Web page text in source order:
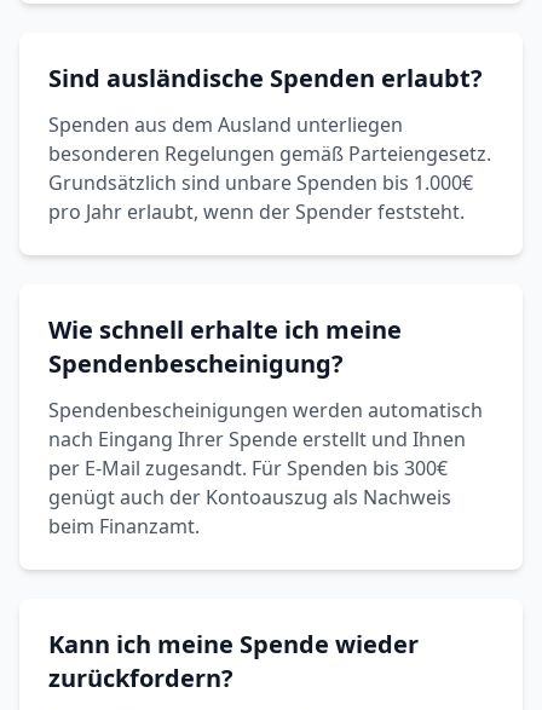
Sind ausländische Spenden erlaubt?
Spenden aus dem Ausland unterliegen
besonderen Regelungen gemäß Parteiengesetz.
Grundsätzlich sind unbare Spenden bis 1.000€
pro Jahr erlaubt, wenn der Spender feststeht.
Wie schnell erhalte ich meine
Spendenbescheinigung?
Spendenbescheinigungen werden automatisch
nach Eingang Ihrer Spende erstellt und Ihnen
per E-Mail zugesandt. Für Spenden bis 300€
genügt auch der Kontoauszug als Nachweis
beim Finanzamt.
Kann ich meine Spende wieder
zurückfordern?